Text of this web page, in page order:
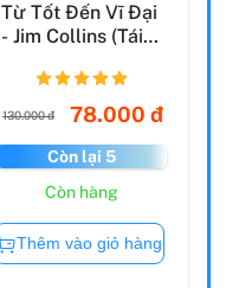
Từ Tốt Đến Vĩ Đại
- Jim Collins (Tái
130.000 đ 78.000 đ
Còn lại 5
Còn hàng
Thêm vào giỏ hàng